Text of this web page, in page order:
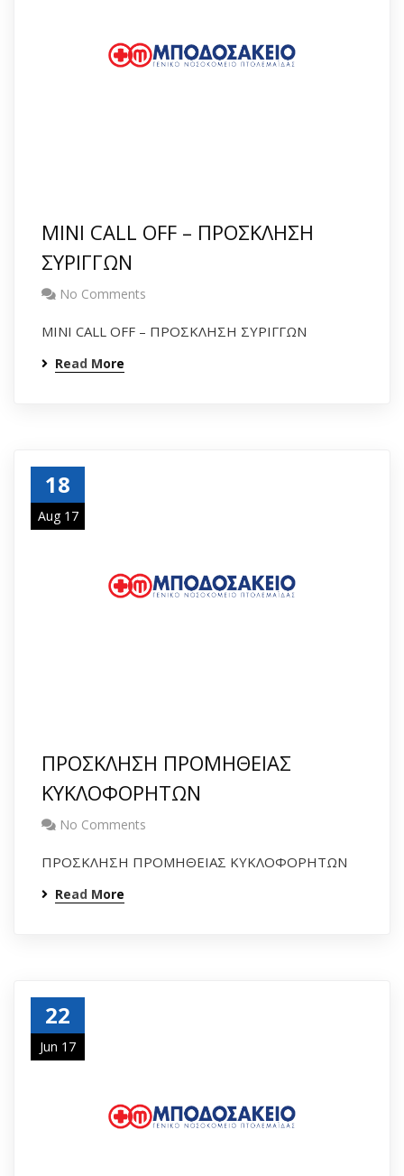
MINI CALL OFF – ΠΡΟΣΚΛΗΣΗ
ΣΥΡΙΓΓΩΝ
No Comments
MINI CALL OFF – ΠΡΟΣΚΛΗΣΗ ΣΥΡΙΓΓΩΝ
Read More
18
Aug 17
ΠΡΟΣΚΛΗΣΗ ΠΡΟΜΗΘΕΙΑΣ
ΚΥΚΛΟΦΟΡΗΤΩΝ
No Comments
ΠΡΟΣΚΛΗΣΗ ΠΡΟΜΗΘΕΙΑΣ ΚΥΚΛΟΦΟΡΗΤΩΝ
Read More
22
Jun 17